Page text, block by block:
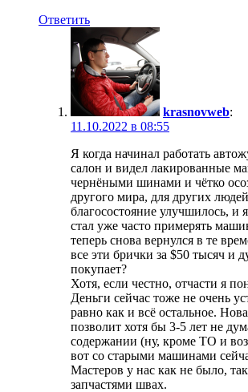
Ответить
krasnovweb:
11.10.2022 в 08:55
Я когда начинал работать
салон и видел лакированные
чернёными шинами и чётко
другого мира, для других
благосостояние улучшилось, и
стал уже часто примерять
теперь снова вернулся в те
все эти брички за $50 тысяч и
покупает?
Хотя, если честно, отчасти я
Деньги сейчас тоже не очень
равно как и всё остальное.
позволит хотя бы 3-5 лет не
содержании (ну, кроме ТО и
вот со старыми машинами
Мастеров у нас как не было,
запчастями швах.